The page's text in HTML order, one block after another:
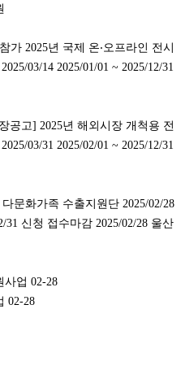
가 2025년 국제 온‧오프라인 전시
03/14 2025/01/01 ~ 2025/12/31
공고] 2025년 해외시장 개척용 전
03/31 2025/02/01 ~ 2025/12/31
문화가족 수출지원단 2025/02/28
31 신청 접수마감 2025/02/28 울산
사업 02-28
02-28